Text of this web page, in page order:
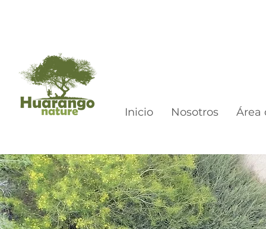
Inicio Nosotros Área